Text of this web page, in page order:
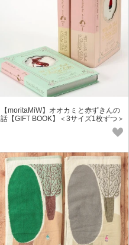
【moritaMiW】オオカミと赤ずきんの
話【GIFT BOOK】＜3サイズ1枚ずつ＞